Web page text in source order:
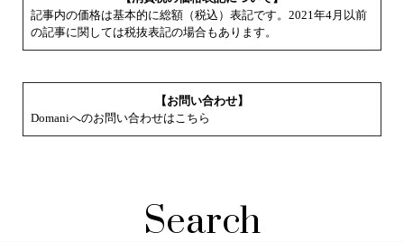
記事内の価格は基本的に総額（税込）表記です。2021年4月以前
の記事に関しては税抜表記の場合もあります。
【お問い合わせ】
Domaniへのお問い合わせはこちら
Search